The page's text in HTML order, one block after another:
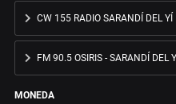
CW 155 RADIO SARANDÍ DEL YÍ
FM 90.5 OSIRIS - SARANDÍ DEL YÍ
MONEDA